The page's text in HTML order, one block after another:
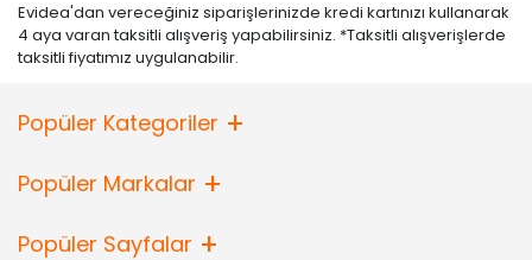
Evidea'dan vereceğiniz siparişlerinizde kredi kartınızı kullanarak
4 aya varan taksitli alışveriş yapabilirsiniz. *Taksitli alışverişlerde
taksitli fiyatımız uygulanabilir.
Popüler Kategoriler
Popüler Markalar
Popüler Sayfalar